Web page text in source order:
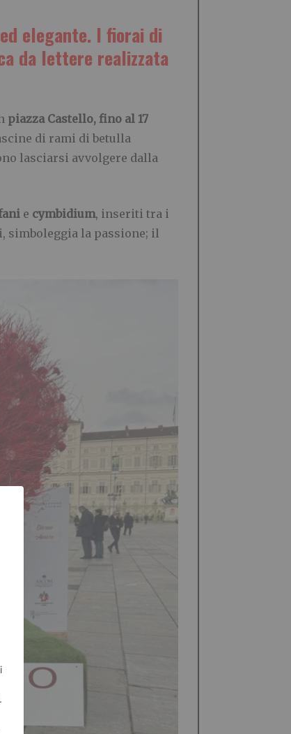
elegante. I fiorai di
da lettere realizzata
piazza Castello, fino al 17
di rami di betulla
lasciarsi avvolgere dalla
e cymbidium, inseriti tra i
simboleggia la passione; il